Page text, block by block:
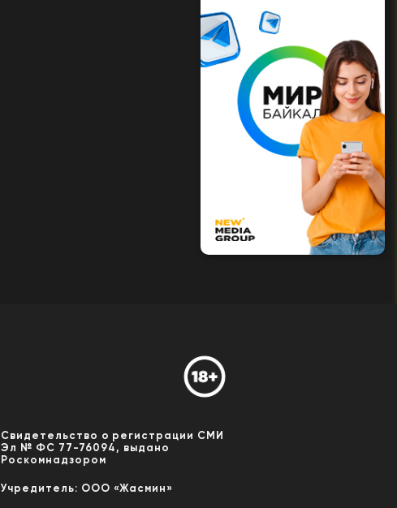
Свидетельство о регистрации СМИ
Эл № ФС 77-76094, выдано
Роскомнадзором
Учредитель: ООО «Жасмин»